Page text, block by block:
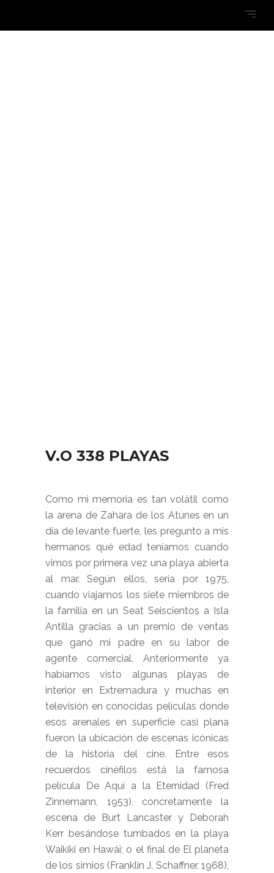
V.O 338 PLAYAS
Como mi memoria es tan volátil como
la arena de Zahara de los Atunes en un
día de levante fuerte, les pregunto a mis
hermanos qué edad teníamos cuando
vimos por primera vez una playa abierta
al mar. Según ellos, sería por 1975,
cuando viajamos los siete miembros de
la familia en un Seat Seiscientos a Isla
Antilla gracias a un premio de ventas
que ganó mi padre en su labor de
agente comercial. Anteriormente ya
habíamos visto algunas playas de
interior en Extremadura y muchas en
televisión en conocidas películas donde
esos arenales en superficie casi plana
fueron la ubicación de escenas icónicas
de la historia del cine. Entre esos
recuerdos cinéfilos está la famosa
película De Aquí a la Eternidad (Fred
Zinnemann, 1953), concretamente la
escena de Burt Lancaster y Deborah
Kerr besándose tumbados en la playa
Waikiki en Hawái; o el final de El planeta
de los simios (Franklin J. Schaffner, 1968),